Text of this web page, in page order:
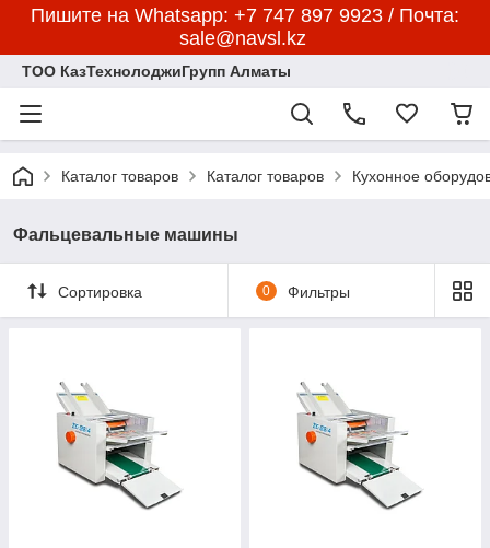
Пишите на Whatsapp: +7 747 897 9923 / Почта:
sale@navsl.kz
ТОО КазТехнолоджиГрупп Алматы
Каталог товаров Каталог товаров Кухонное
Фальцевальные машины
Сортировка 0 Фильтры